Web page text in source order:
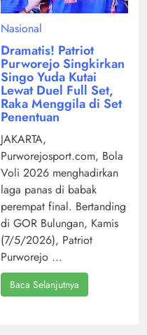
Nasional
Dramatis! Patriot
Purworejo Singkirkan
Singo Yuda Kutai
Lewat Duel Full Set,
Raka Menggila di Set
Penentuan
JAKARTA,
Purworejosport.com, Bola
Voli 2026 menghadirkan
laga panas di babak
perempat final. Bertanding
di GOR Bulungan, Kamis
(7/5/2026), Patriot
Purworejo ...
Baca Selanjutnya